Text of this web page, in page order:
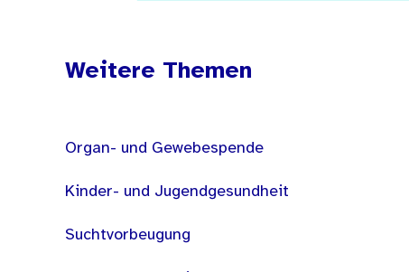
Weitere Themen
Organ- und Gewebespende
Kinder- und Jugendgesundheit
Suchtvorbeugung